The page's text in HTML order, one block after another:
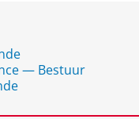
— Bestuur